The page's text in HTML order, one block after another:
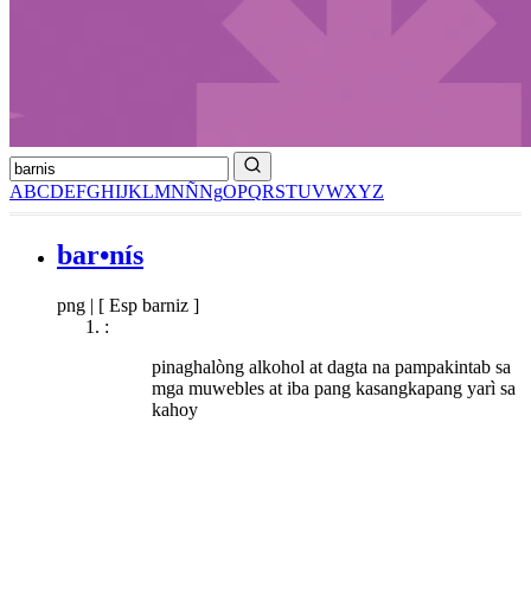
ABCDEFGHIJKLMNÑNgOPQRSTUVWXYZ
bar•nís
png | [ Esp barniz ]
:
pinaghalòng alkohol at dagta na pampakintab sa
mga muwebles at iba pang kasangkapang yarì sa
kahoy